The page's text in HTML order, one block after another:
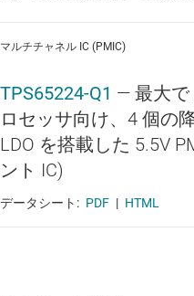
マルチチャネル IC (PMIC)
TPS65224-Q1 — 最大で
ロセッサ向け、4 個の
LDO を搭載した 5.5V
ント IC)
データシート: PDF | HTML